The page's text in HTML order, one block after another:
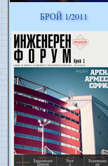
БРОЙ 1/2011